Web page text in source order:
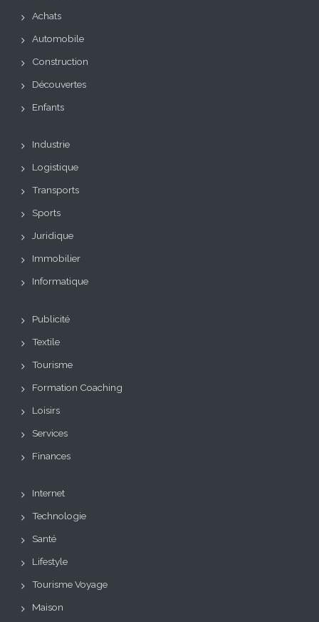
Achats
Automobile
Construction
Découvertes
Enfants
Industrie
Logistique
Transports
Sports
Juridique
Immobilier
Informatique
Publicité
Textile
Tourisme
Formation Coaching
Loisirs
Services
Finances
Internet
Technologie
Santé
Lifestyle
Tourisme Voyage
Maison